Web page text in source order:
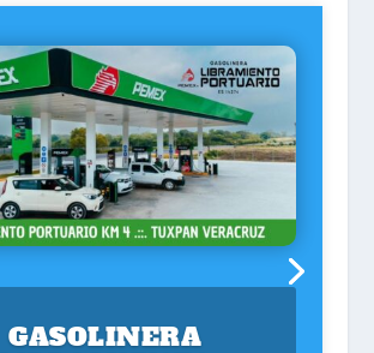
GASOLINERA